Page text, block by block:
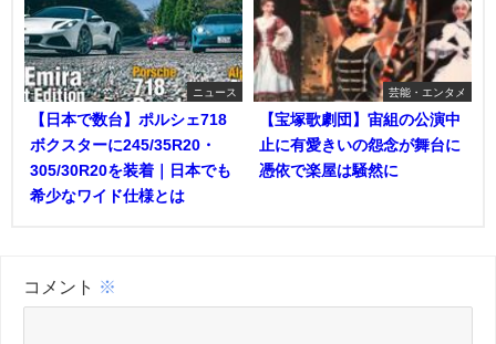
ニュース
【日本で数台】ポルシェ718
ボクスターに245/35R20・
305/30R20を装着｜日本でも
希少なワイド仕様とは
芸能・エンタメ
【宝塚歌劇団】宙組の公演中
止に有愛きいの怨念が舞台に
憑依で楽屋は騒然に
コメント ※